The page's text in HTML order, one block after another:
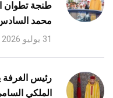
طنجة تطوان
محمد
31 يوليو 2026
رئيس
الملكي